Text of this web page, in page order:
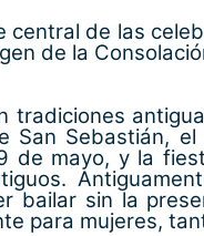
central de las
de la
tradiciones
San Sebastián,
de mayo, y la
bailar sin la
para mujeres,